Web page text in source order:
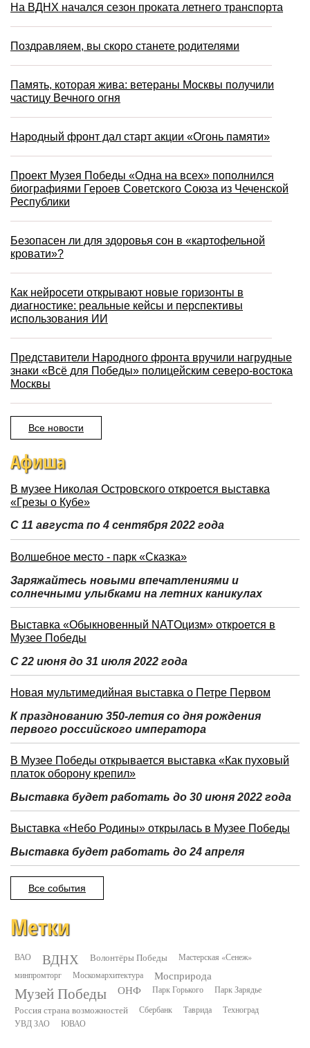
На ВДНХ начался сезон проката летнего транспорта
Поздравляем, вы скоро станете родителями
Память, которая жива: ветераны Москвы получили
частицу Вечного огня
Народный фронт дал старт акции «Огонь памяти»
Проект Музея Победы «Одна на всех» пополнился
биографиями Героев Советского Союза из Чеченской
Республики
Безопасен ли для здоровья сон в «картофельной
кровати»?
Как нейросети открывают новые горизонты в
диагностике: реальные кейсы и перспективы
использования ИИ
Представители Народного фронта вручили нагрудные
знаки «Всё для Победы» полицейским северо-востока
Москвы
Все новости
Афиша
В музее Николая Островского откроется выставка
«Грезы о Кубе»
С 11 августа по 4 сентября 2022 года
Волшебное место - парк «Сказка»
Заряжайтесь новыми впечатлениями и
солнечными улыбками на летних каникулах
Выставка «Обыкновенный NATOцизм» откроется в
Музее Победы
С 22 июня до 31 июля 2022 года
Новая мультимедийная выставка о Петре Первом
К празднованию 350-летия со дня рождения
первого российского императора
В Музее Победы открывается выставка «Как пуховый
платок оборону крепил»
Выставка будет работать до 30 июня 2022 года
Выставка «Небо Родины» открылась в Музее Победы
Выставка будет работать до 24 апреля
Все события
Метки
ВАО ВДНХ Волонтёры Победы
Мастерская «Сенеж»
минпромторг
Москомархитектура Мосприрода
Музей Победы ОНФ Парк Горького Парк Зарядье
Россия страна возможностей Сбербанк Таврида
Техноград
УВД ЗАО
ЮВАО